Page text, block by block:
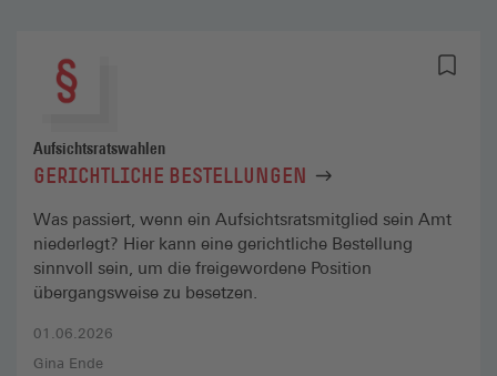
Aufsichtsratswahlen
GERICHTLICHE BESTELLUNGEN
01.06.2026
Gina Ende
Was passiert, wenn ein Aufsichtsratsmitglied sein Amt
niederlegt? Hier kann eine gerichtliche Bestellung
sinnvoll sein, um die freigewordene Position
übergangsweise zu besetzen.